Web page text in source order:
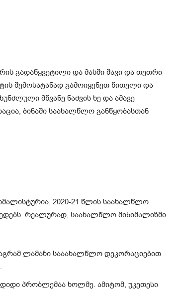
გადაწყვეტილი და მასში შავი და თეთრი
შემოსატანად გამოიყენეთ წითელი და
მწვანე ნაძვის ხე და ამავე
ბინაში საახალწლო განწყობასთან
2020-21 წლის საახალწლო
რეალურად, საახალწლო მინიმალიზმი
ლამაზი სააახალწლო დეკორაციებით
პრობლემაა ხოლმე. ამიტომ, უკეთესი